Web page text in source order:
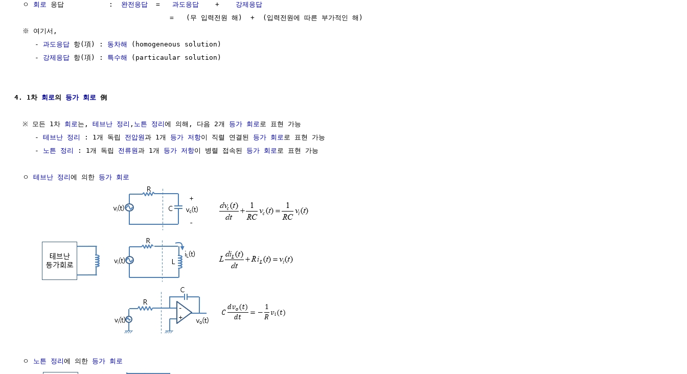
  ㅇ
회로 응답           : 완전응답
  =
과도응답
    +
강제응답
                                      =   (무 입력전원 해)  +  (입력전원에 따른 부가적인 해)
  ※ 여기서,
     -
과도응답 항(項) : 동차해
(homogeneous solution)
     -
강제응답 항(項) : 특수해 (particaular solution)
4. 1차 회로의 등가 회로 例
  ※ 모든 1차
회로는, 테브난 정리 , 노튼 정리에 의해, 다음 2개 등가 회로로 표현 가능
     -
테브난 정리 : 1개 독립 전압원과 1개 등가 저항이 직렬 연결된 등가 회로로 표현 가능
     -
노튼 정리 : 1개 독립 전류원과 1개 등가 저항이 병렬 접속된 등가 회로로 표현 가능
  ㅇ
테브난 정리에 의한 등가 회로
  ㅇ
노튼 정리에 의한 등가 회로